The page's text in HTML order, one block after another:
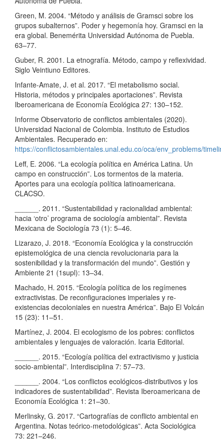
Green, M. 2004. “Método y análisis de Gramsci sobre los
grupos subalternos”. Poder y hegemonía hoy. Gramsci en la
era global. Benemérita Universidad Autónoma de Puebla.
63–77.
Guber, R. 2001. La etnografía. Método, campo y reflexividad.
Siglo Veintiuno Editores.
Infante-Amate, J. et al. 2017. “El metabolismo social.
Historia, métodos y principales aportaciones”. Revista
Iberoamericana de Economía Ecológica 27: 130–152.
Informe Observatorio de conflictos ambientales (2020).
Universidad Nacional de Colombia. Instituto de Estudios
Ambientales. Recuperado en:
https://conflictosambientales.unal.edu.co/oca/env_problems/
Leff, E. 2006. “La ecología política en América Latina. Un
campo en construcción”. Los tormentos de la materia.
Aportes para una ecología política latinoamericana.
CLACSO.
______. 2011. “Sustentabilidad y racionalidad ambiental:
hacia ‘otro’ programa de sociología ambiental”. Revista
Mexicana de Sociología 73 (1): 5–46.
Lizarazo, J. 2018. “Economía Ecológica y la construcción
epistemológica de una ciencia revolucionaria para la
sostenibilidad y la transformación del mundo”. Gestión y
Ambiente 21 (1supl): 13–34.
Machado, H. 2015. “Ecología política de los regímenes
extractivistas. De reconfiguraciones imperiales y re-
existencias decoloniales en nuestra América”. Bajo El Volcán
15 (23): 11–51.
Martínez, J. 2004. El ecologismo de los pobres: conflictos
ambientales y lenguajes de valoración. Icaria Editorial.
______. 2015. “Ecología política del extractivismo y justicia
socio-ambiental”. Interdisciplina 7: 57–73.
______. 2004. “Los conflictos ecológicos-distributivos y los
indicadores de sustentabilidad”. Revista Iberoamericana de
Economía Ecológica 1: 21–30.
Merlinsky, G. 2017. “Cartografías de conflicto ambiental en
Argentina. Notas teórico-metodológicas”. Acta Sociológica
73: 221–246.